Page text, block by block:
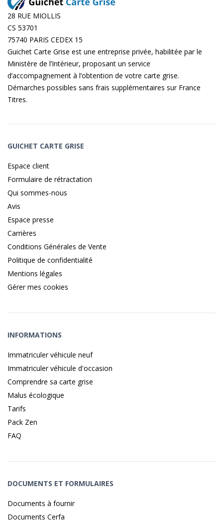
28 RUE MIOLLIS
CS 53701
75740 PARIS CEDEX 15
Guichet Carte Grise est une entreprise privée, habilitée par le
Ministère de l’Intérieur, proposant un service
d’accompagnement à l’obtention de votre carte grise.
Démarches possibles sans frais supplémentaires sur France
Titres.
GUICHET CARTE GRISE
Espace client
Formulaire de rétractation
Qui sommes-nous
Avis
Espace presse
Carrières
Conditions Générales de Vente
Politique de confidentialité
Mentions légales
Gérer mes cookies
INFORMATIONS
Immatriculer véhicule neuf
Immatriculer véhicule d'occasion
Comprendre sa carte grise
Malus écologique
Tarifs
Pack Zen
FAQ
DOCUMENTS ET FORMULAIRES
Documents à fournir
Documents Cerfa